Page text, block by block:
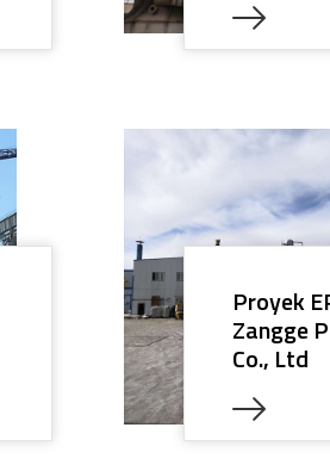
Proyek
Zangge
Co., Ltd